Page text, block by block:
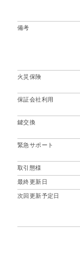
備考
火災保険
保証会社利用
鍵交換
緊急サポート
取引態様
最終更新日
次回更新予定日